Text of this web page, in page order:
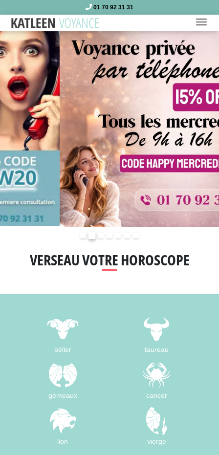
01 70 92 31 31
VERSEAU VOTRE HOROSCOPE
bélier taureau
gémeaux cancer
lion vierge